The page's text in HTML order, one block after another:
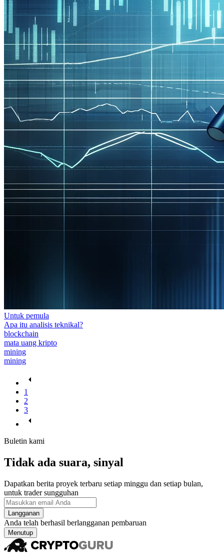
Untuk pemula
Apa itu analisis teknikal?
blockchain
mata uang kripto
mining
mining
1
2
3
Buletin kami
Tidak ada suara, sinyal
Dapatkan berita proyek terbaru setiap minggu dan setiap bulan,
untuk trader sungguhan
Langganan
Anda telah berhasil berlangganan pembaruan
Menutup